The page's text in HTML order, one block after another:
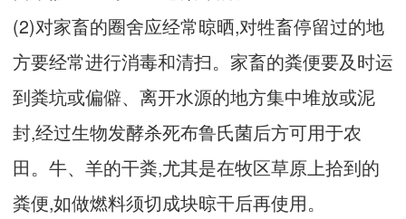
(2)对家畜的圈舍应经常晾晒,对牲畜停留过的地
方要经常进行消毒和清扫。家畜的粪便要及时运
到粪坑或偏僻、离开水源的地方集中堆放或泥
封,经过生物发酵杀死布鲁氏菌后方可用于农
田。牛、羊的干粪,尤其是在牧区草原上拾到的
粪便,如做燃料须切成块晾干后再使用。